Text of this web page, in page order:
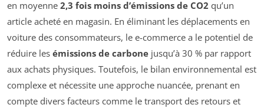
en moyenne 2,3 fois moins d’émissions de CO2 qu’un
article acheté en magasin. En éliminant les déplacements en
voiture des consommateurs, le e-commerce a le potentiel de
réduire les émissions de carbone jusqu’à 30 % par rapport
aux achats physiques. Toutefois, le bilan environnemental est
complexe et nécessite une approche nuancée, prenant en
compte divers facteurs comme le transport des retours et